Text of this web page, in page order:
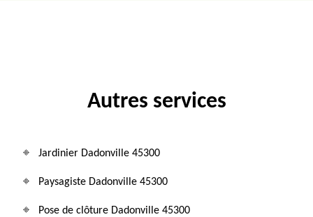
Autres services
Jardinier Dadonville 45300
Paysagiste Dadonville 45300
Pose de clôture Dadonville 45300